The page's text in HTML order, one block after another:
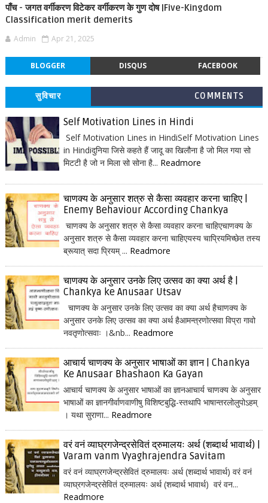
पाँच - जगत वर्गीकरण विटेकर वर्गीकरण के गुण दोष |Five-Kingdom
Classification merit demerits
Admin Apr 21, 2025
BLOGGER DISQUS FACEBOOK
सुविचार COMMENTS
Self Motivation Lines in Hindi
Self Motivation Lines in HindiSelf Motivation Lines
in Hindiदुनिया जिसे कहते हैं जादू का खिलौना है जो मिल गया सो
मिटटी है जो न मिला सो सोना है... Readmore
चाणक्य के अनुसार शत्रु से कैसा व्यवहार करना चाहिए |
Enemy Behaviour According Chankya
चाणक्य के अनुसार शत्रु से कैसा व्यवहार करना चाहिएचाणक्य के
अनुसार शत्रु से कैसा व्यवहार करना चाहिएयस्य चाप्रियमिच्छेत तस्य
ब्रूयात् सदा प्रियम् ... Readmore
चाणक्य के अनुसार उनके लिए उत्सव का क्या अर्थ है |
Chankya ke Anusaar Utsav
चाणक्य के अनुसार उनके लिए उत्सव का क्या अर्थ हैचाणक्य के
अनुसार उनके लिए उत्सव का क्या अर्थ हैआमन्त्रणोत्सवा विप्रा गावो
नवतृणोत्सवाः ।&nb... Readmore
आचार्य चाणक्य के अनुसार भाषाओं का ज्ञान | Chankya
Ke Anusaar Bhashaon Ka Gayan
आचार्य चाणक्य के अनुसार भाषाओं का ज्ञानआचार्य चाणक्य के अनुसार
भाषाओं का ज्ञानगीर्वाणवाणीषु विशिष्टबुद्धि-स्तथापि भाषान्तरलोलुपोऽहम्
। यथा सुराणा... Readmore
वरं वनं व्याघ्रगजेन्द्रसेवितं द्रुमालयः अर्थ (शब्दार्थ भावार्थ) |
Varam vanm Vyaghrajendra Savitam
वरं वनं व्याघ्रगजेन्द्रसेवितं द्रुमालयः अर्थ (शब्दार्थ भावार्थ) वरं वनं
व्याघ्रगजेन्द्रसेवितं द्रुमालयः अर्थ (शब्दार्थ भावार्थ) वरं वन...
Readmore